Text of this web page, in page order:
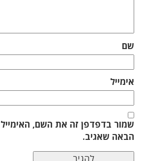
שם
אימייל
שמור בדפדפן זה את השם,
הבאה שאגיב.